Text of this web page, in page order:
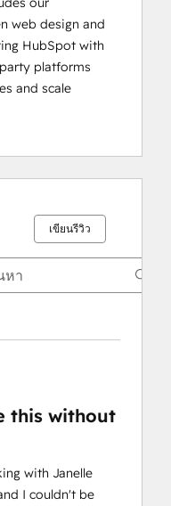
Reporting
HubSpot
Sales
Solutions
Partner
Marketing
Inbound
Marketing
Hub
Based
Onboarding
web design and
HubSpot with
platforms
and scale
เขียนรีวิว
this without
with Janelle
I couldn't be